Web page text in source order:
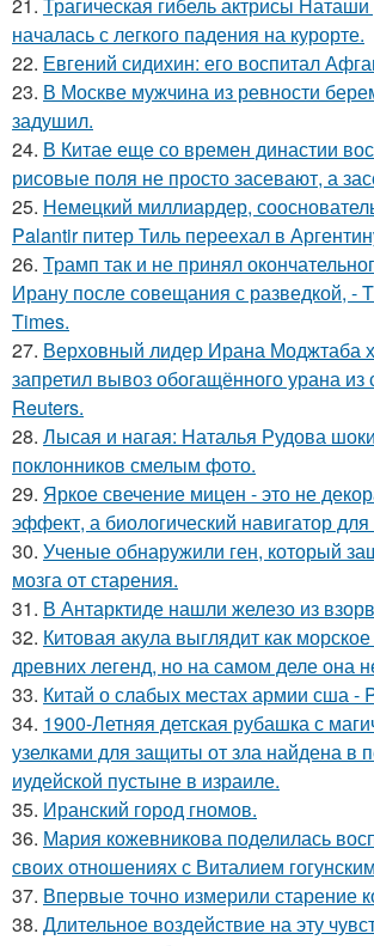
21. Трагическая гибель актрисы
началась с легкого падения на курорте.
22. Евгений сидихин: его воспитал
23. В Москве мужчина из ревности
задушил.
24. В Китае еще со времен династии
рисовые поля не просто засевают, а
25. Немецкий миллиардер,
Palantir питер Тиль переехал в
26. Трамп так и не принял
Ирану после совещания с разведкой, -
Times.
27. Верховный лидер Ирана Моджтаба
запретил вывоз обогащённого урана из
Reuters.
28. Лысая и нагая: Наталья Рудова
поклонников смелым фото.
29. Яркое свечение мицен - это не
эффект, а биологический навигатор
30. Ученые обнаружили ген, который
мозга от старения.
31. В Антарктиде нашли железо из
32. Китовая акула выглядит как
древних легенд, но на самом деле она
33. Китай о слабых местах армии сша -
34. 1900-Летняя детская рубашка с
узелками для защиты от зла найдена в
иудейской пустыне в израиле.
35. Иранский город гномов.
36. Мария кожевникова поделилась
своих отношениях с Виталием
37. Впервые точно измерили старение
38. Длительное воздействие на эту